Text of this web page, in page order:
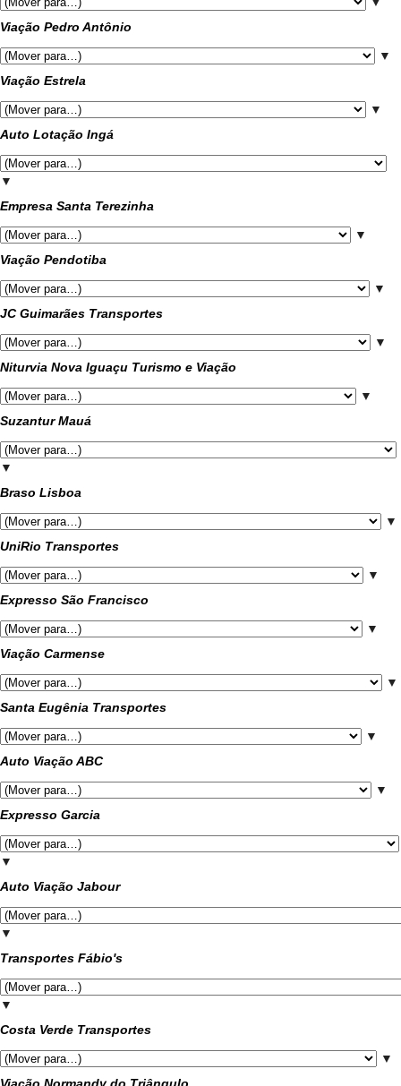
Viação Pedro Antônio
▼
Viação Estrela
▼
Auto Lotação Ingá
▼
Empresa Santa Terezinha
▼
Viação Pendotiba
▼
JC Guimarães Transportes
▼
Niturvia Nova Iguaçu Turismo e Viação
▼
Suzantur Mauá
▼
Braso Lisboa
▼
UniRio Transportes
▼
Expresso São Francisco
▼
Viação Carmense
▼
Santa Eugênia Transportes
▼
Auto Viação ABC
▼
Expresso Garcia
▼
Auto Viação Jabour
▼
Transportes Fábio's
▼
Costa Verde Transportes
▼